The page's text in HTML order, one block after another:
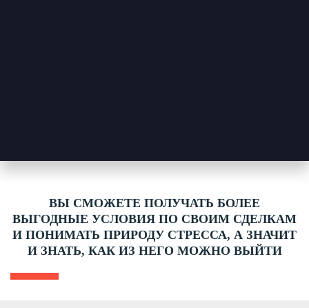
ВЫ СМОЖЕТЕ ПОЛУЧАТЬ БОЛЕЕ
ВЫГОДНЫЕ УСЛОВИЯ ПО СВОИМ СДЕЛКАМ
И ПОНИМАТЬ ПРИРОДУ СТРЕССА, А ЗНАЧИТ
И ЗНАТЬ, КАК ИЗ НЕГО МОЖНО ВЫЙТИ